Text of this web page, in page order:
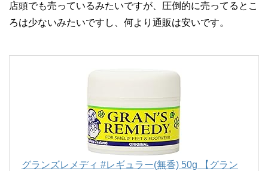
店頭でも売っているみたいですが、圧倒的に売ってるとこ
ろは少ないみたいですし、何より通販は安いです。
グランズレメディ #レギュラー(無香) 50g 【グラン